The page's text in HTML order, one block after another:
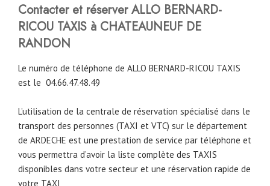
Contacter et réserver ALLO BERNARD-
RICOU TAXIS à CHATEAUNEUF DE
RANDON
Le numéro de téléphone de ALLO BERNARD-RICOU TAXIS
est le 04.66.47.48.49
L’utilisation de la centrale de réservation spécialisé dans le
transport des personnes (TAXI et VTC) sur le département
de ARDECHE est une prestation de service par téléphone et
vous permettra d’avoir la liste complète des TAXIS
disponibles dans votre secteur et une réservation rapide de
votre TAXI